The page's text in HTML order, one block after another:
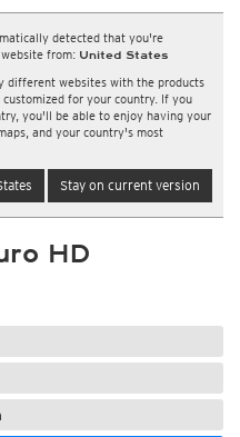
detected that you're
from: United States
different websites with the products
for your country. If you
you'll be able to enjoy having your
and your country's most
Stay on current version
HD